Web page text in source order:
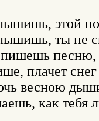
этой
ты не
пишешь песню,
плачет
весною
как